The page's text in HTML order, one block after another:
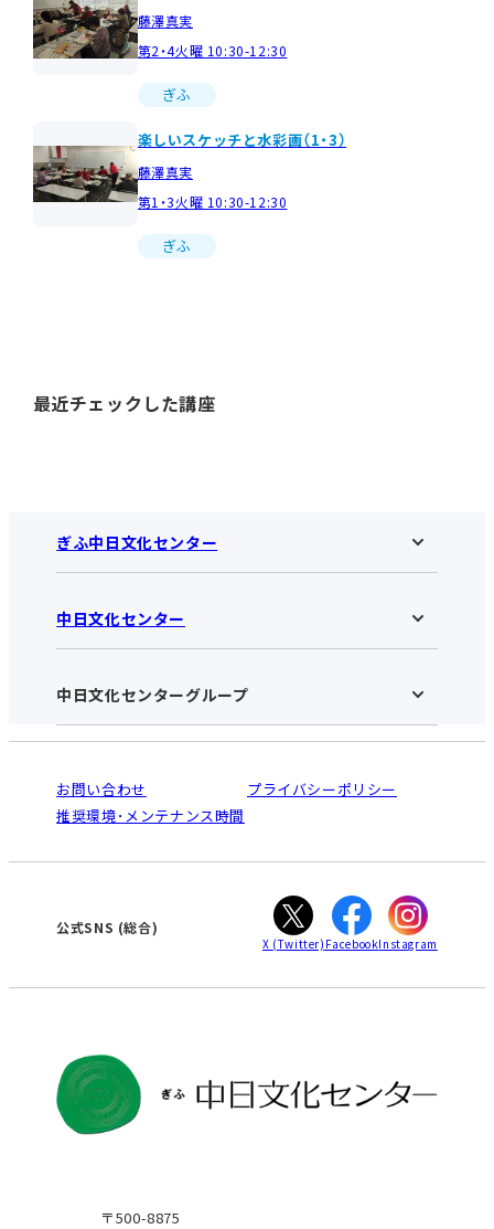
藤澤真実
第2・4火曜 10:30-12:30
ぎふ
楽しいスケッチと水彩画（1・3）
藤澤真実
第1・3火曜 10:30-12:30
ぎふ
最近チェックした講座
ぎふ中日文化センター
ぎふ中日文化センターHOME
お知らせ
アクセス･営業時間
お申し込みの流れ
入会と受講のご案内
中日文化センター
中日文化センターHOME
中日文化センターとは
受講規約・会員特典
ご利用ガイド
オンライン講座受講の手順
WEBサイトのよくある質問
中日文化センターグループ
南大高
犬山
高蔵寺
大垣
津
お問い合わせ
プライバシーポリシー
推奨環境･メンテナンス時間
〒500-8875
公式SNS (総合)
X (Twitter) FacebookInstagram